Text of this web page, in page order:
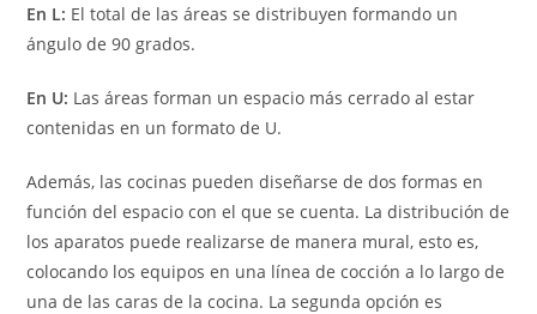
En L: El total de las áreas se distribuyen formando un
ángulo de 90 grados.
En U: Las áreas forman un espacio más cerrado al estar
contenidas en un formato de U.
Además, las cocinas pueden diseñarse de dos formas en
función del espacio con el que se cuenta. La distribución de
los aparatos puede realizarse de manera mural, esto es,
colocando los equipos en una línea de cocción a lo largo de
una de las caras de la cocina. La segunda opción es